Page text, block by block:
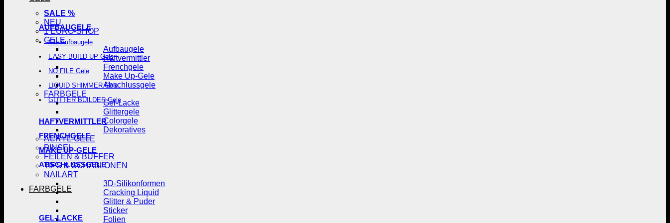
SALE %
NEU
1 EURO-SHOP
GELE
Aufbaugele
Haftvermittler
Frenchgele
Make Up-Gele
Abschlussgele
FARBGELE
Gel-Lacke
Glittergele
Colorgele
Dekoratives
ACRYL-GELE
PINSEL
FEILEN & BUFFER
TIPS & SCHABLONEN
NAILART
3D-Silikonformen
Cracking Liquid
Glitter & Puder
Sticker
Folien
AUFBAUGELE
Alle Aufbaugele
EASY BUILD UP Gele
NO FILE Gele
LIQUID SHIMMER Gele
GLITTER BUILDER Gele
HAFTVERMITTLER
FRENCHGELE
MAKE UP-GELE
ABSCHLUSSGELE
FARBGELE
GEL-LACKE